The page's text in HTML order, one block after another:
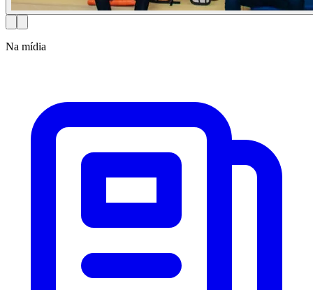
Na mídia